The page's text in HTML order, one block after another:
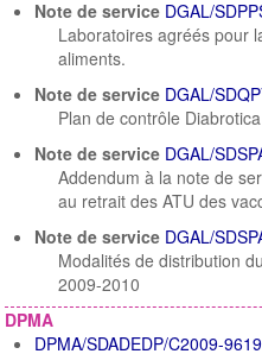
Note de service DGAL/
Laboratoires agréés pour
aliments.
Note de service DGAL/
Plan de contrôle
Note de service DGAL/
Addendum à la note de
au retrait des ATU des
Note de service DGAL/
Modalités de distribution
2009-2010
DPMA
DPMA/SDADEDP/C2009-9619